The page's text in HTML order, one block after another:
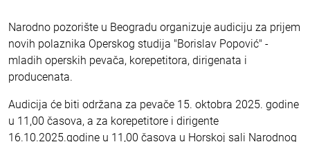
Narodno pozorište u Beogradu organizuje audiciju za prijem
novih polaznika Operskog studija "Borislav Popović" -
mladih operskih pevača, korepetitora, dirigenata i
producenata.
Audicija će biti održana za pevače 15. oktobra 2025. godine
u 11,00 časova, a za korepetitore i dirigente
16.10.2025.godine u 11,00 časova u Horskoj sali Narodnog